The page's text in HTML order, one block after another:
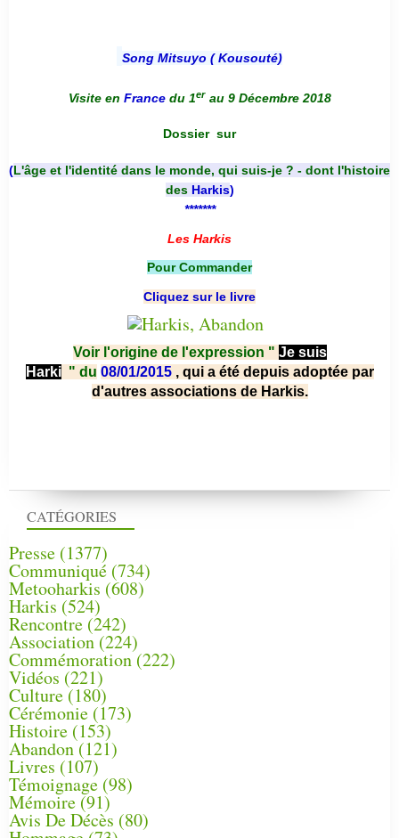
CATÉGORIES
Presse (1377)
Communiqué (734)
Metooharkis (608)
Harkis (524)
Rencontre (242)
Association (224)
Commémoration(222)
Vidéos (221)
Culture(180)
Cérémonie (173)
Histoire (153)
Abandon(121)
Livres (107)
Témoignage (98)
Mémoire (91)
Avis De Décès (80)
Song Mitsuyo ( Kousouté)
Visite en France du 1er au 9 Décembre 2018
Dossier sur
(L'âge et l'identité dans le monde, qui suis-je ? - dont l'histoire
des Harkis)
*******
Les Harkis
Pour Commander
Cliquez sur le livre
Voir l'origine de l'expression " Je suis
Harki " du 08/01/2015 , qui a été depuis adoptée par
d'autres associations de Harkis.